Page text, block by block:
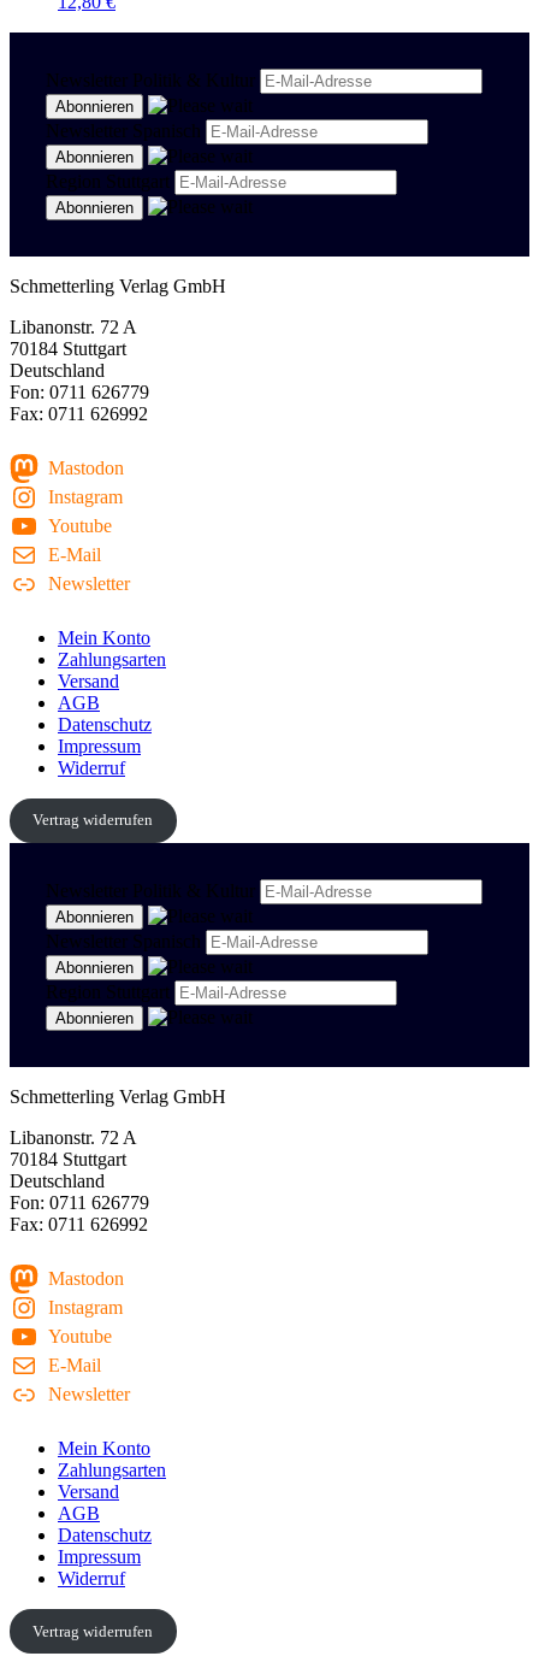
Newsletter Politik & Kultur
Newsletter Spanisch
Region Stuttgart
Schmetterling Verlag GmbH
Libanonstr. 72 A
70184 Stuttgart
Deutschland
Fon: 0711 626779
Fax: 0711 626992
Mastodon
Instagram
Youtube
E-Mail
Newsletter
Mein Konto
Zahlungsarten
Versand
AGB
Datenschutz
Impressum
Widerruf
Vertrag widerrufen
Newsletter Politik & Kultur
Newsletter Spanisch
Region Stuttgart
Schmetterling Verlag GmbH
Libanonstr. 72 A
70184 Stuttgart
Deutschland
Fon: 0711 626779
Fax: 0711 626992
Mastodon
Instagram
Youtube
E-Mail
Newsletter
Mein Konto
Zahlungsarten
Versand
AGB
Datenschutz
Impressum
Widerruf
Vertrag widerrufen